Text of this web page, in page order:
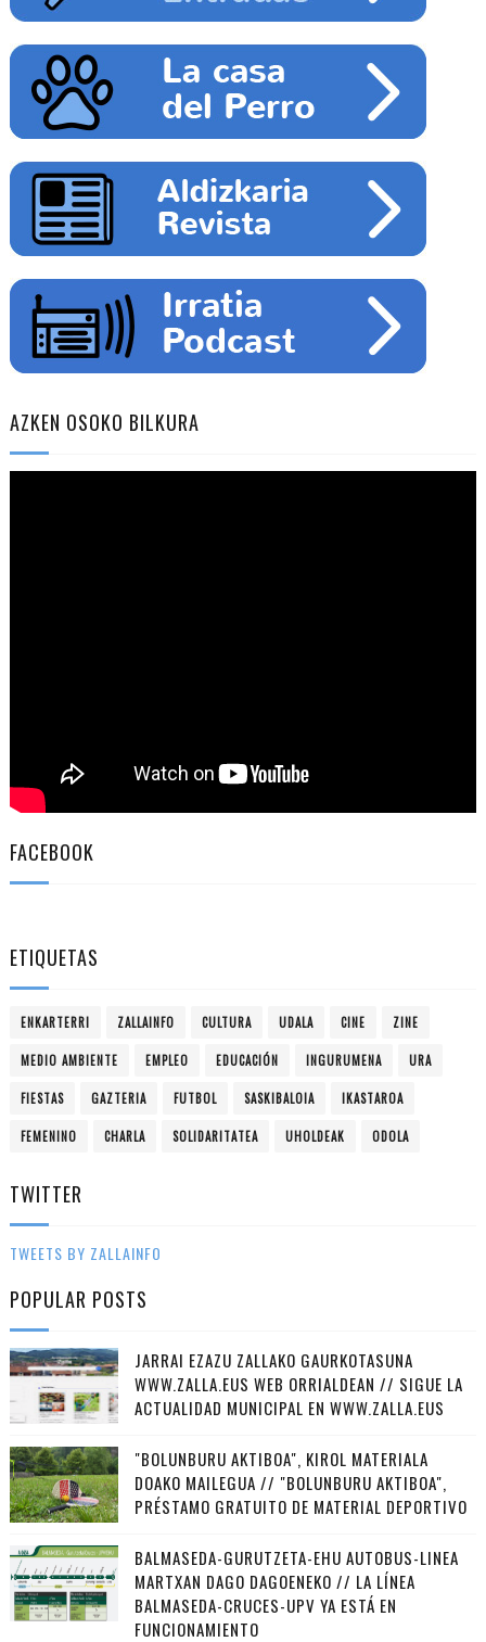
AZKEN OSOKO BILKURA
FACEBOOK
ETIQUETAS
ENKARTERRI ZALLAINFO CULTURA UDALA CINE ZINE
MEDIO AMBIENTE EMPLEO EDUCACIÓN INGURUMENA URA
FIESTAS GAZTERIA FUTBOL SASKIBALOIA IKASTAROA
FEMENINO CHARLA SOLIDARITATEA UHOLDEAK ODOLA
TWITTER
TWEETS BY ZALLAINFO
POPULAR POSTS
JARRAI EZAZU ZALLAKO GAURKOTASUNA
WWW.ZALLA.EUS WEB ORRIALDEAN // SIGUE LA
ACTUALIDAD MUNICIPAL EN WWW.ZALLA.EUS
"BOLUNBURU AKTIBOA", KIROL MATERIALA
DOAKO MAILEGUA // "BOLUNBURU AKTIBOA",
PRÉSTAMO GRATUITO DE MATERIAL DEPORTIVO
BALMASEDA-GURUTZETA-EHU AUTOBUS-LINEA
MARTXAN DAGO DAGOENEKO // LA LÍNEA
BALMASEDA-CRUCES-UPV YA ESTÁ EN
FUNCIONAMIENTO